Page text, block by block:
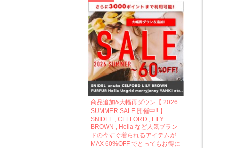
商品追加&大幅再ダウン【 2026
SUMMER SALE 開催中!! 】
SNIDEL , CELFORD , LILY
BROWN , Hella など人気ブラン
ドの今すぐ着られるアイテムが
MAX 60%OFF でとってもお得に